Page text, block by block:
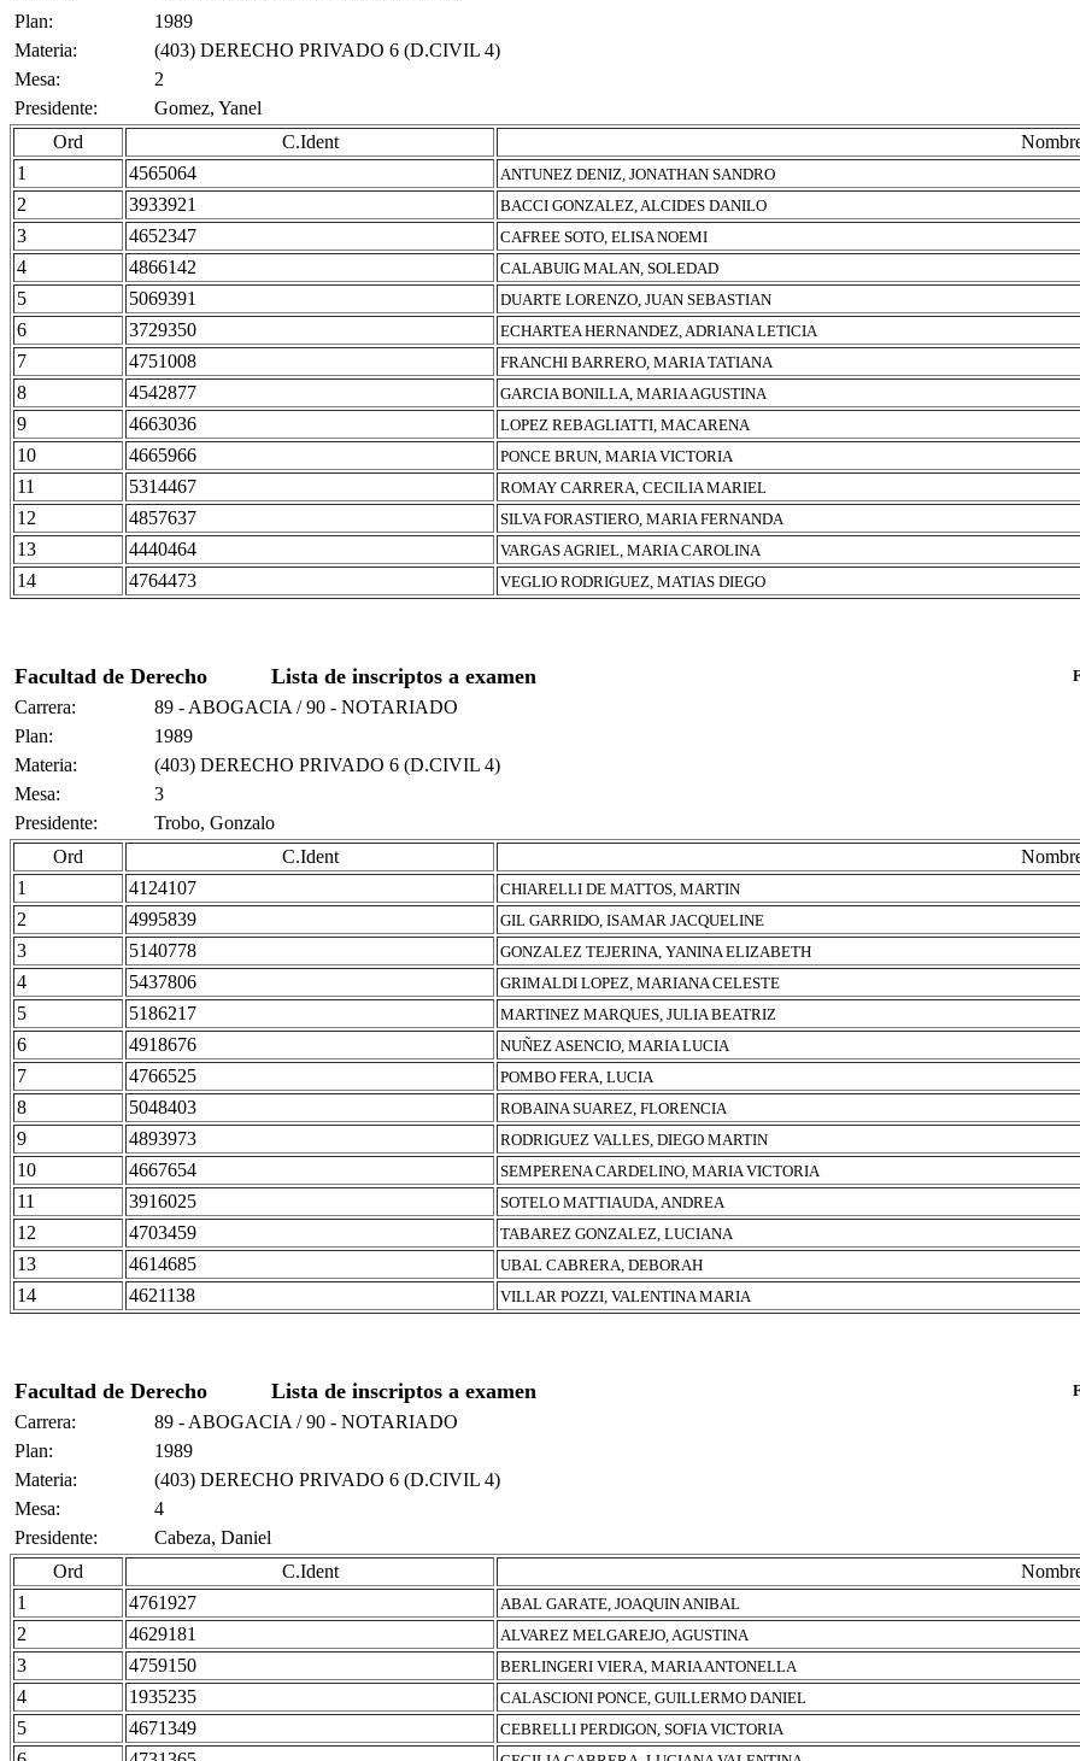
Plan:
1989
Materia:
(403) DERECHO PRIVADO 6 (D.CIVIL 4)
Mesa:
2
Presidente:
Gomez, Yanel
Ord
C.Ident
1
4565064 ANTUNEZ DENIZ, JONATHAN SANDRO
2 3933921 BACCI GONZALEZ, ALCIDES DANILO
3 4652347 CAFREE SOTO, ELISA NOEMI
4 4866142 CALABUIG MALAN, SOLEDAD
5 5069391 DUARTE LORENZO, JUAN SEBASTIAN
6 3729350 ECHARTEA HERNANDEZ, ADRIANA LETICIA
7 4751008 FRANCHI BARRERO, MARIA TATIANA
8 4542877 GARCIA BONILLA, MARIA AGUSTINA
9 4663036 LOPEZ REBAGLIATTI, MACARENA
10 4665966 PONCE BRUN, MARIA VICTORIA
11 5314467 ROMAY CARRERA, CECILIA MARIEL
12 4857637 SILVA FORASTIERO, MARIA FERNANDA
13 4440464 VARGAS AGRIEL, MARIA CAROLINA
14 4764473 VEGLIO RODRIGUEZ, MATIAS DIEGO
Facultad de Derecho Lista de inscriptos a examen
Carrera:
89 - ABOGACIA / 90 - NOTARIADO
Plan:
1989
Materia:
(403) DERECHO PRIVADO 6 (D.CIVIL 4)
Mesa:
3
Presidente:
Trobo, Gonzalo
Ord
C.Ident
1
4124107 CHIARELLI DE MATTOS, MARTIN
2 4995839 GIL GARRIDO, ISAMAR JACQUELINE
3 5140778 GONZALEZ TEJERINA, YANINA ELIZABETH
4 5437806 GRIMALDI LOPEZ, MARIANA CELESTE
5 5186217 MARTINEZ MARQUES, JULIA BEATRIZ
6 4918676 NUÑEZ ASENCIO, MARIA LUCIA
7 4766525 POMBO FERA, LUCIA
8 5048403 ROBAINA SUAREZ, FLORENCIA
9 4893973 RODRIGUEZ VALLES, DIEGO MARTIN
10 4667654 SEMPERENA CARDELINO, MARIA VICTORIA
11 3916025 SOTELO MATTIAUDA, ANDREA
12 4703459 TABAREZ GONZALEZ, LUCIANA
13 4614685 UBAL CABRERA, DEBORAH
14 4621138 VILLAR POZZI, VALENTINA MARIA
Facultad de Derecho Lista de inscriptos a examen
Carrera:
89 - ABOGACIA / 90 - NOTARIADO
Plan:
1989
Materia:
(403) DERECHO PRIVADO 6 (D.CIVIL 4)
Mesa:
4
Presidente:
Cabeza, Daniel
Ord
C.Ident
1
4761927 ABAL GARATE, JOAQUIN ANIBAL
2 4629181 ALVAREZ MELGAREJO, AGUSTINA
3 4759150 BERLINGERI VIERA, MARIA ANTONELLA
4 1935235 CALASCIONI PONCE, GUILLERMO DANIEL
5 4671349 CEBRELLI PERDIGON, SOFIA VICTORIA